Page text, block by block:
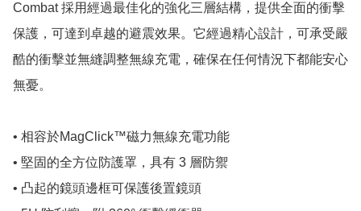
Combat 採用經過最佳化的強化三層結構，提供全面的衝擊
保護，可達到卓越的避震效果。它經過精心設計，可承受嚴
酷的衝擊並無縫調整無線充電，確保在任何情況下都能安心
無憂。
• 相容於MagClick™磁力無線充電功能
• 堅固的全方位防護罩，具有 3 層防禦
• 凸起的鏡頭邊框可保護後置鏡頭